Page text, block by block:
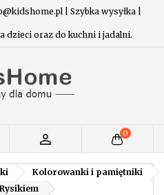
| Szybka wysyłka |
dzieci oraz do kuchni i jadalni.
 0
Kolorowanki i pamiętniki